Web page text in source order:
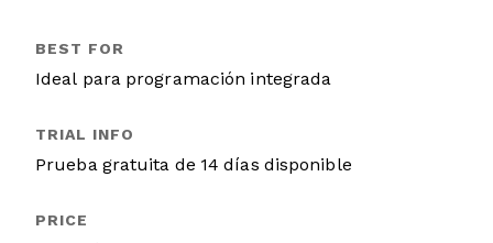
Ideal para programación integrada
Prueba gratuita de 14 días disponible